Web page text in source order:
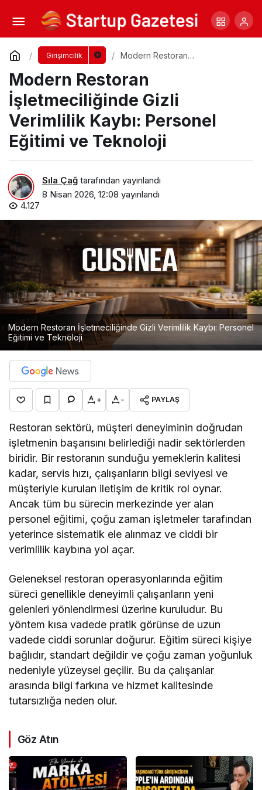
Girişimcilik
Modern Restoran
Kaybı: Personel Eğitimi ve
Teknoloji
Modern Restoran
İşletmeciliğinde Gizli
Verimlilik Kaybı: Personel
Eğitimi ve Teknoloji
Sıla Çağ tarafından yayınlandı
8 Nisan 2026, 12:08 yayınlandı
4.127
Modern Restoran İşletmeciliğinde Gizli Verimlilik Kaybı: Personel
Eğitimi ve Teknoloji
+ - PAYLAŞ
Restoran sektörü, müşteri deneyiminin doğrudan
işletmenin başarısını belirlediği nadir sektörlerden
biridir. Bir restoranın sunduğu yemeklerin kalitesi
kadar, servis hızı, çalışanların bilgi seviyesi ve
müşteriyle kurulan iletişim de kritik rol oynar.
Ancak tüm bu sürecin merkezinde yer alan
personel eğitimi, çoğu zaman işletmeler tarafından
yeterince sistematik ele alınmaz ve ciddi bir
verimlilik kaybına yol açar.
Geleneksel restoran operasyonlarında eğitim
süreci genellikle deneyimli çalışanların yeni
gelenleri yönlendirmesi üzerine kuruludur. Bu
yöntem kısa vadede pratik görünse de uzun
vadede ciddi sorunlar doğurur. Eğitim süreci kişiye
bağlıdır, standart değildir ve çoğu zaman yoğunluk
nedeniyle yüzeysel geçilir. Bu da çalışanlar
arasında bilgi farkına ve hizmet kalitesinde
tutarsızlığa neden olur.
Göz Atın
Coffex 2026: Kahve Sektörünün Buluşma
Noktası
Yorum Yap Paylaş